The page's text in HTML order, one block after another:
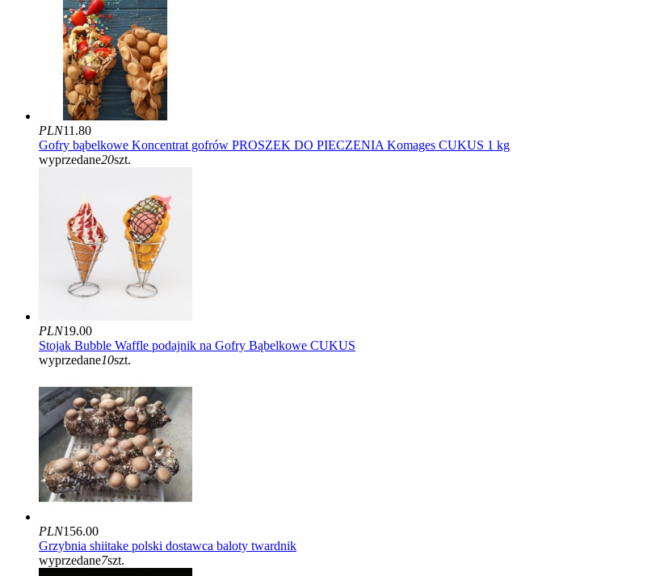
PLN11.80
Gofry bąbelkowe Koncentrat gofrów PROSZEK DO PIECZENIA Komages CUKUS 1 kg
wyprzedane20szt.
PLN19.00
Stojak Bubble Waffle podajnik na Gofry Bąbelkowe CUKUS
wyprzedane10szt.
PLN156.00
Grzybnia shiitake polski dostawca baloty twardnik
wyprzedane7szt.